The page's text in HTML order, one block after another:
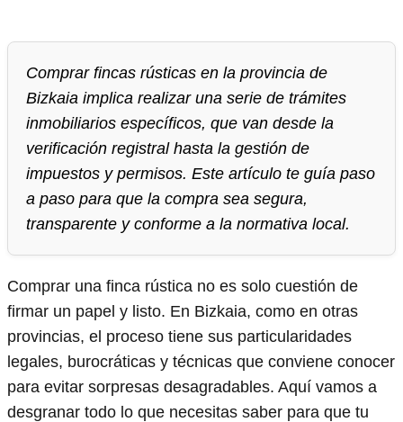
Comprar fincas rústicas en la provincia de
Bizkaia implica realizar una serie de trámites
inmobiliarios específicos, que van desde la
verificación registral hasta la gestión de
impuestos y permisos. Este artículo te guía paso
a paso para que la compra sea segura,
transparente y conforme a la normativa local.
Comprar una finca rústica no es solo cuestión de
firmar un papel y listo. En Bizkaia, como en otras
provincias, el proceso tiene sus particularidades
legales, burocráticas y técnicas que conviene conocer
para evitar sorpresas desagradables. Aquí vamos a
desgranar todo lo que necesitas saber para que tu